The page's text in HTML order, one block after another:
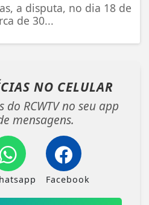
a disputa, no dia 18 de
de 30...
NO CELULAR
do RCWTV no seu app
mensagens.
Facebook